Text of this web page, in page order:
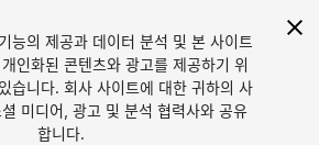
능의 제공과 데이터 분석 및 본 사이트
인화된 콘텐츠와 광고를 제공하기 위
습니다. 회사 사이트에 대한 귀하의 사
미디어, 광고 및 분석 협력사와 공유
합니다.